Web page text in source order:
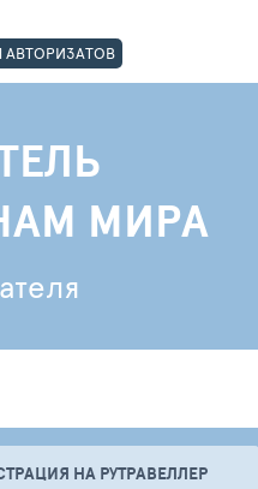
АВТОРИЗАТОВ
МИРА
НА РУТРАВЕЛЛЕР